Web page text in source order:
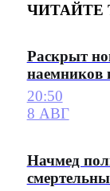
ЧИТАЙТЕ
Раскрыт
наемников
20:50
8 АВГ
Начмед